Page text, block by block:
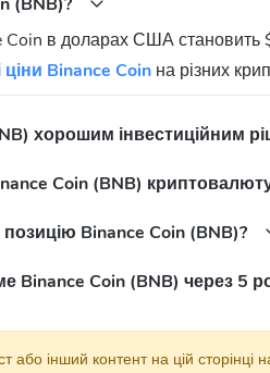
з інвестуванням у
BNB має свої ризики. Це
Coin?
створити обліковий запис на
- це блокчейн, створений Binance
Binance Coin?
Coin в доларах США
ціни Binance Coin на різних
хорошим інвестиційним
Coin (BNB)
Binance Coin (BNB)?
Binance Coin (BNB) через 5
або інший контент на цій